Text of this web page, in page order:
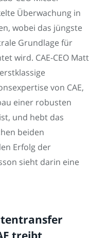
Überwachung in
wobei das jüngste
Grundlage für
wird. CAE-CEO Matt
von CAE,
einer robusten
und hebt das
beiden
Erfolg der
sieht darin eine